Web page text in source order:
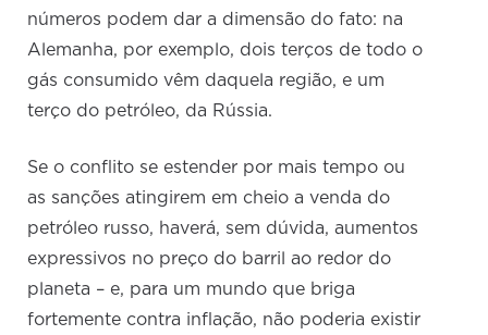
números podem dar a dimensão do fato: na
Alemanha, por exemplo, dois terços de todo o
gás consumido vêm daquela região, e um
terço do petróleo, da Rússia.
Se o conflito se estender por mais tempo ou
as sanções atingirem em cheio a venda do
petróleo russo, haverá, sem dúvida, aumentos
expressivos no preço do barril ao redor do
planeta – e, para um mundo que briga
fortemente contra inflação, não poderia existir